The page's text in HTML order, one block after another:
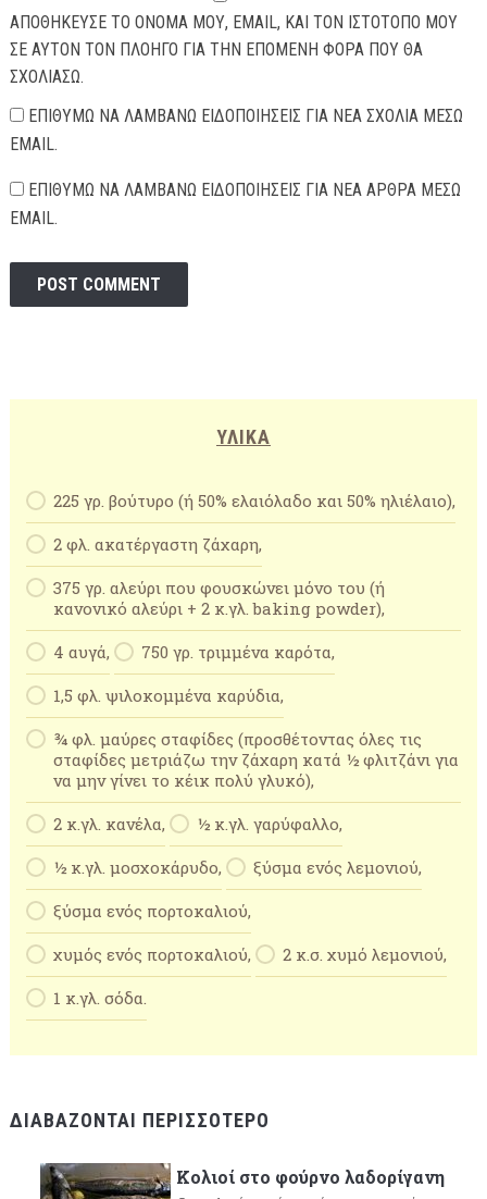
ΑΠΟΘΉΚΕΥΣΕ ΤΟ ΌΝΟΜΆ ΜΟΥ, EMAIL, ΚΑΙ ΤΟΝ ΙΣΤΌΤΟΠΟ ΜΟΥ
ΣΕ ΑΥΤΌΝ ΤΟΝ ΠΛΟΗΓΌ ΓΙΑ ΤΗΝ ΕΠΌΜΕΝΗ ΦΟΡΆ ΠΟΥ ΘΑ
ΣΧΟΛΙΆΣΩ.
ΕΠΙΘΥΜΏ ΝΑ ΛΑΜΒΆΝΩ ΕΙΔΟΠΟΙΉΣΕΙΣ ΓΙΑ ΝΈΑ ΣΧΌΛΙΑ ΜΈΣΩ
EMAIL.
ΕΠΙΘΥΜΏ ΝΑ ΛΑΜΒΆΝΩ ΕΙΔΟΠΟΙΉΣΕΙΣ ΓΙΑ ΝΈΑ ΆΡΘΡΑ ΜΈΣΩ
EMAIL.
ΥΛΙΚΆ
225 γρ. βούτυρο (ή 50% ελαιόλαδο και 50% ηλιέλαιο),
2 φλ. ακατέργαστη ζάχαρη,
375 γρ. αλεύρι που φουσκώνει μόνο του (ή
κανονικό αλεύρι + 2 κ.γλ.baking powder),
4 αυγά,
750 γρ. τριμμένα καρότα,
1,5 φλ. ψιλοκομμένα καρύδια,
¾ φλ. μαύρες σταφίδες (προσθέτοντας όλες τις
σταφίδες μετριάζω την ζάχαρη κατά ½ φλιτζάνι για
να μην γίνει το κέικ πολύ γλυκό),
2 κ.γλ. κανέλα,
½ κ.γλ. γαρύφαλλο,
½ κ.γλ. μοσχοκάρυδο,
ξύσμα ενός λεμονιού,
ξύσμα ενός πορτοκαλιού,
χυμός ενός πορτοκαλιού,
2 κ.σ. χυμό λεμονιού,
1 κ.γλ. σόδα.
ΔΙΑΒΆΖΟΝΤΑΙ ΠΕΡΙΣΣΌΤΕΡΟ
Κολιοί στο φούρνο λαδορίγανη